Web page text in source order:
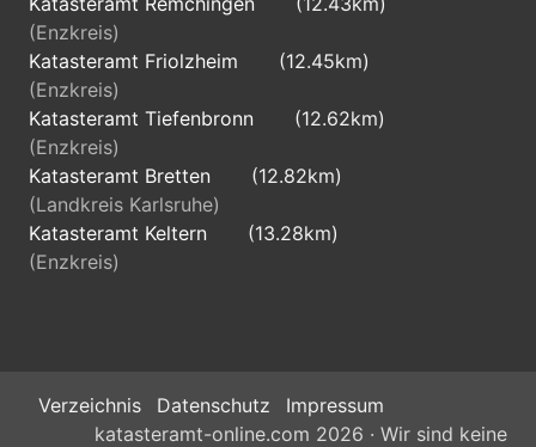
(Enzkreis)
Katasteramt Friolzheim
(12.45km)
(Enzkreis)
Katasteramt Tiefenbronn
(12.62km)
(Enzkreis)
Katasteramt Bretten
(12.82km)
(Landkreis Karlsruhe)
Katasteramt Keltern
(13.28km)
(Enzkreis)
Verzeichnis Datenschutz
Impressum
katasteramt-online.com 2026 · Wir sind keine